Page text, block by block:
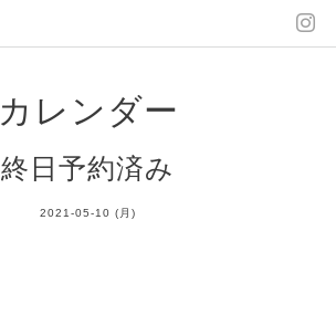
カレンダー
終日予約済み
2021-05-10 (月)